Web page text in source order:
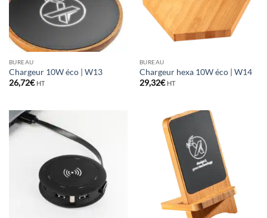
BUREAU
Chargeur 10W éco | W13
26,72€ HT
BUREAU
Chargeur hexa 10W éco | W14
29,32€ HT